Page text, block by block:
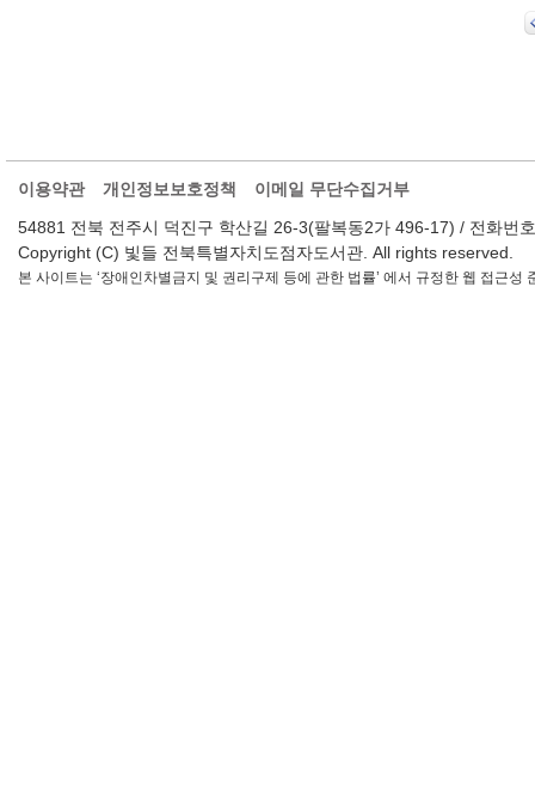
이용약관 개인정보보호정책
이메일 무단수집거부
54881 전북 전주시 덕진구 학산길 26-3(팔복동2가 496-17) / 전화
Copyright (C) 빛들 전북특별자치도점자도서관. All rights reserved.
본 사이트는 ‘장애인차별금지 및 권리구제 등에 관한 법률’ 에서 규정한 웹 접근